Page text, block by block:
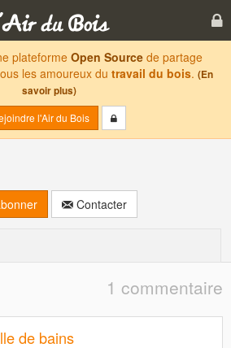
plateforme Open Sourcede partage
les amoureux du travail du bois. (En
savoir plus)
l'Air du Bois
Contacter
1 commentaire
de bains